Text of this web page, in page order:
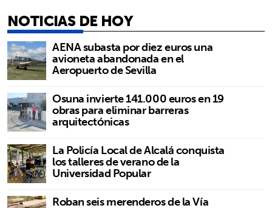
NOTICIAS DE HOY
AENA subasta por diez euros una
avioneta abandonada en el
Aeropuerto de Sevilla
Osuna invierte 141.000 euros en 19
obras para eliminar barreras
arquitectónicas
La Policía Local de Alcalá conquista
los talleres de verano de la
Universidad Popular
Roban seis merenderos de la Vía